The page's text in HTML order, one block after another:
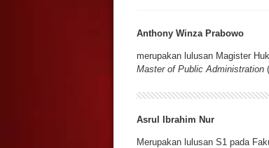
Anthony Winza Prabowo
merupakan lulusan Magister
Master of Public Administration
Asrul Ibrahim Nur
Merupakan lulusan S1 pada